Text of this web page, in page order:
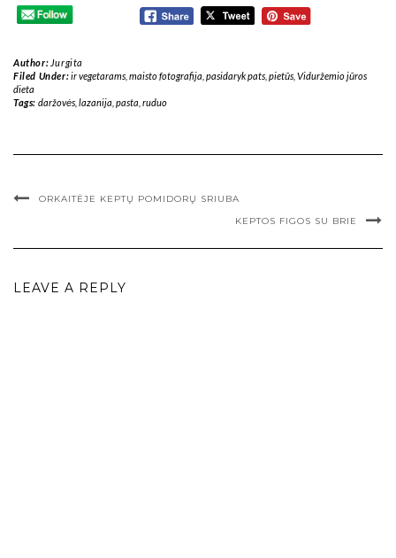
Author: Jurgita
Filed Under:ir vegetarams, maisto fotografija pasidaryk pats, pietūs, Viduržemio jūros
dieta
Tags: daržovės, lazanija pasta ruduo
ORKAITĖJE KEPTŲ POMIDORŲ SRIUBA
KEPTOS FIGOS SU BRIE
LEAVE A REPLY